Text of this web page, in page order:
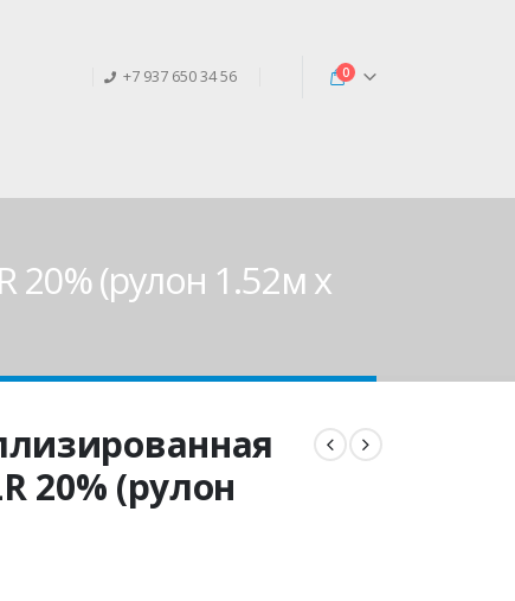
+7 937 650 34 56 0
20% (рулон 1.52м х
20% (рулон